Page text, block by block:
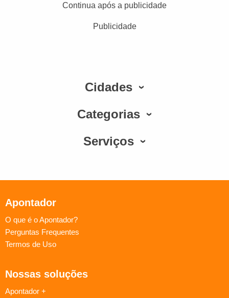
Continua após a publicidade
Publicidade
Cidades
Categorias
Serviços
Apontador
O que é o Apontador?
Perguntas Frequentes
Termos de Uso
Nossas soluções
Apontador +